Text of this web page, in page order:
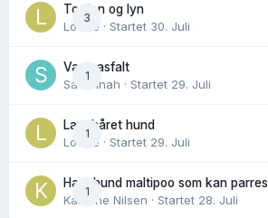
3
Torden og lyn
Lovise · Startet 30. Juli
1
Varm asfalt
Savannah · Startet 29. Juli
1
Langhåret hund
Lovise · Startet 29. Juli
1
Hannhund maltipoo som kan parres
Karoline Nilsen · Startet 28. Juli